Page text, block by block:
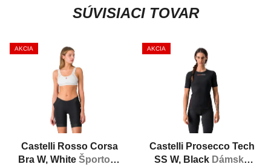
SÚVISIACI TOVAR
AKCIA
Castelli Rosso Corsa
Bra W, White Športová
AKCIA
Castelli Prosecco Tech
SS W, Black Dámska